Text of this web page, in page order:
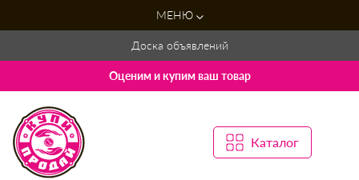
МЕНЮ
Доска объявлений
Оценим и купим ваш товар
Каталог